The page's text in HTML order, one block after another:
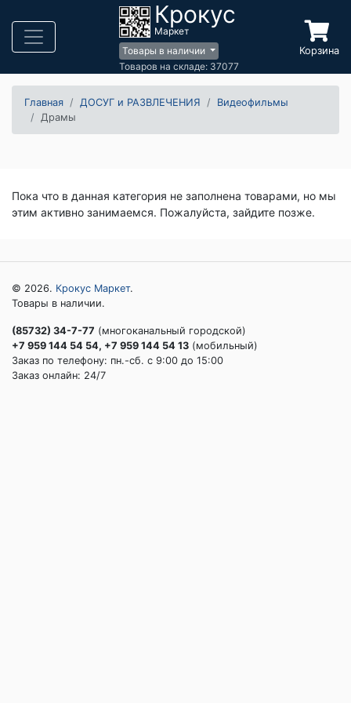
Крокус
Маркет
Товары в наличии
Товаров на складе: 37077
Корзина
Главная ДОСУГ и РАЗВЛЕЧЕНИЯ
Видеофильмы
Драмы
Пока что в данная категория не заполнена товарами, но мы
этим активно занимаемся. Пожалуйста, зайдите позже.
© 2026. Крокус Маркет.
Товары в наличии.
(85732) 34-7-77 (многоканальный городской)
+7 959 144 54 54, +7 959 144 54 13 (мобильный)
Заказ по телефону: пн.-сб. c 9:00 до 15:00
Заказ онлайн: 24/7